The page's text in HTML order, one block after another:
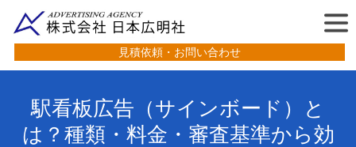
見積依頼・お問い合わせ
駅看板広告（サインボード）と
は？種類・料金・審査基準から効